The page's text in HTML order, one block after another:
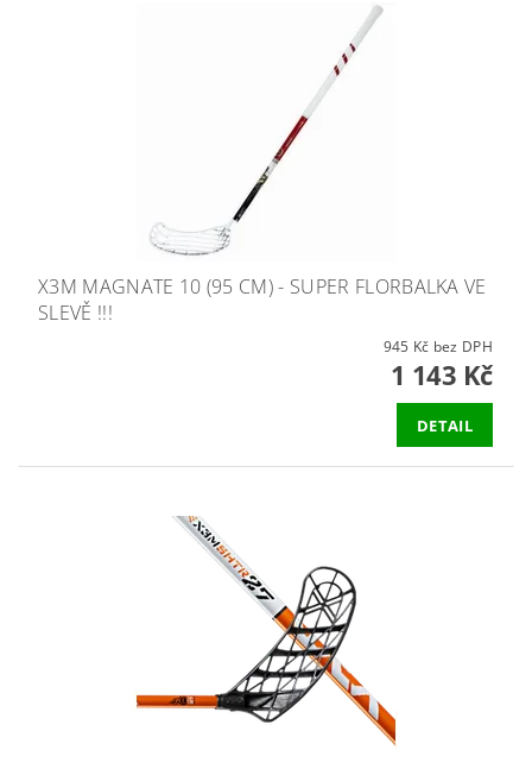
X3M MAGNATE 10 (95 CM) - SUPER FLORBALKA VE
SLEVĚ !!!
945 Kč bez DPH
1 143 Kč
DETAIL